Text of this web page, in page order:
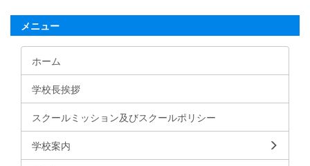
メニュー
ホーム
学校長挨拶
スクールミッション及びスクールポリシー
学校案内